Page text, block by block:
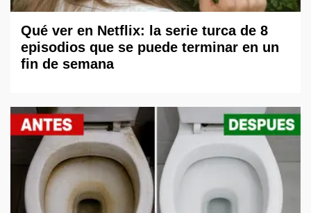
Qué ver en Netflix: la serie turca de 8
episodios que se puede terminar en un
fin de semana